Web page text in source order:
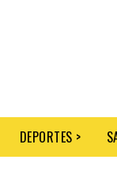
DEPORTES >